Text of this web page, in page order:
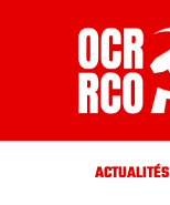
ACTUALITÉS